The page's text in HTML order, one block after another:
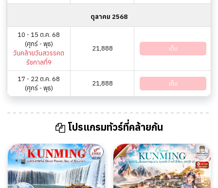
ตุลาคม 2568
10 - 15 ต.ค. 68
(ศุกร์ - พุธ)
วันคล้ายวันสวรรคต
รัชกาลที่9
21,888 เต็ม
17 - 22 ต.ค. 68
(ศุกร์ - พุธ)
21,888 เต็ม
โปรแกรมทัวร์ที่คล้ายกัน